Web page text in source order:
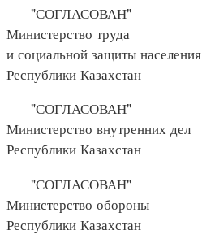
"СОГЛАСОВАН"
Министерство труда
и социальной защиты населения
Республики Казахстан
"СОГЛАСОВАН"
Министерство внутренних дел
Республики Казахстан
"СОГЛАСОВАН"
Министерство обороны
Республики Казахстан